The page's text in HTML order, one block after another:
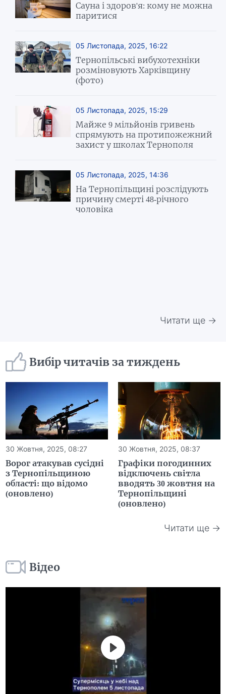
Сауна і здоров'я: кому не можна
паритися
05 Листопада, 2025, 16:22
Тернопільські вибухотехніки
розміновують Харківщину
(фото)
05 Листопада, 2025, 15:29
Майже 9 мільйонів гривень
спрямують на протипожежний
захист у школах Тернополя
05 Листопада, 2025, 14:36
На Тернопільщині розслідують
причину смерті 48-річного
чоловіка
Читати ще →
Вибір читачів за тиждень
30 Жовтня, 2025, 08:27
Ворог атакував сусідні
з Тернопільщиною
області: що відомо
(оновлено)
30 Жовтня, 2025, 08:37
Графіки погодинних
відключень світла
вводять 30 жовтня на
Тернопільщині
(оновлено)
Читати ще →
Відео